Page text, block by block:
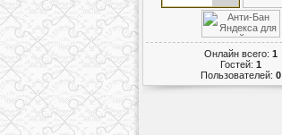
Онлайн всего: 1
Гостей: 1
Пользователей: 0